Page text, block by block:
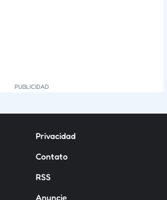
Privacidad
Contato
RSS
Anuncie